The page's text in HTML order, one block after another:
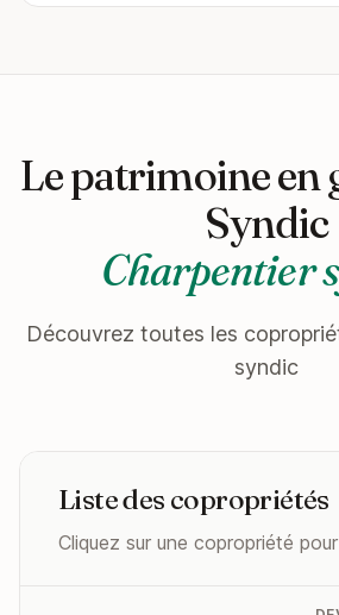
Le patrimoine en
Syndic
Charpentier
Découvrez toutes les
syndic
Liste des copropriétés
Cliquez sur une copropriété